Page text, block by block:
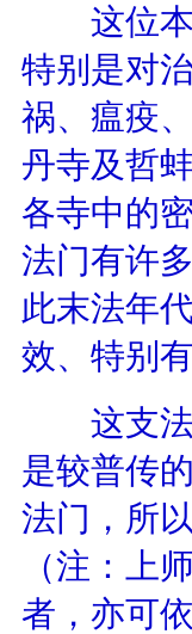
这位本
特别是对
祸、瘟疫
丹寺及哲
各寺中的
法门有许
此末法年
效、特别有
这支法
是较普传
法门，所
（注：上
者，亦可